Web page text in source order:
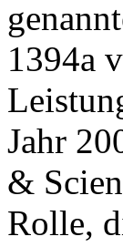
1394a
Jahr
&
Rolle,